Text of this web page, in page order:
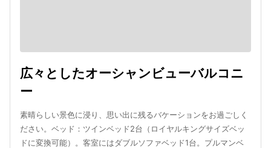
広々としたオーシャンビューバルコニ
ー
素晴らしい景色に浸り、思い出に残るバケーションをお過ごしく
ださい。ベッド：ツインベッド2台（ロイヤルキングサイズベッ
ドに変換可能）。客室にはダブルソファベッド1台。プルマンベ